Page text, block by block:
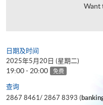
Want
日期及时间
2025年5月20日 (星期二)
19:00 - 20:00 免费
查询
2867 8461/ 2867 8393 (